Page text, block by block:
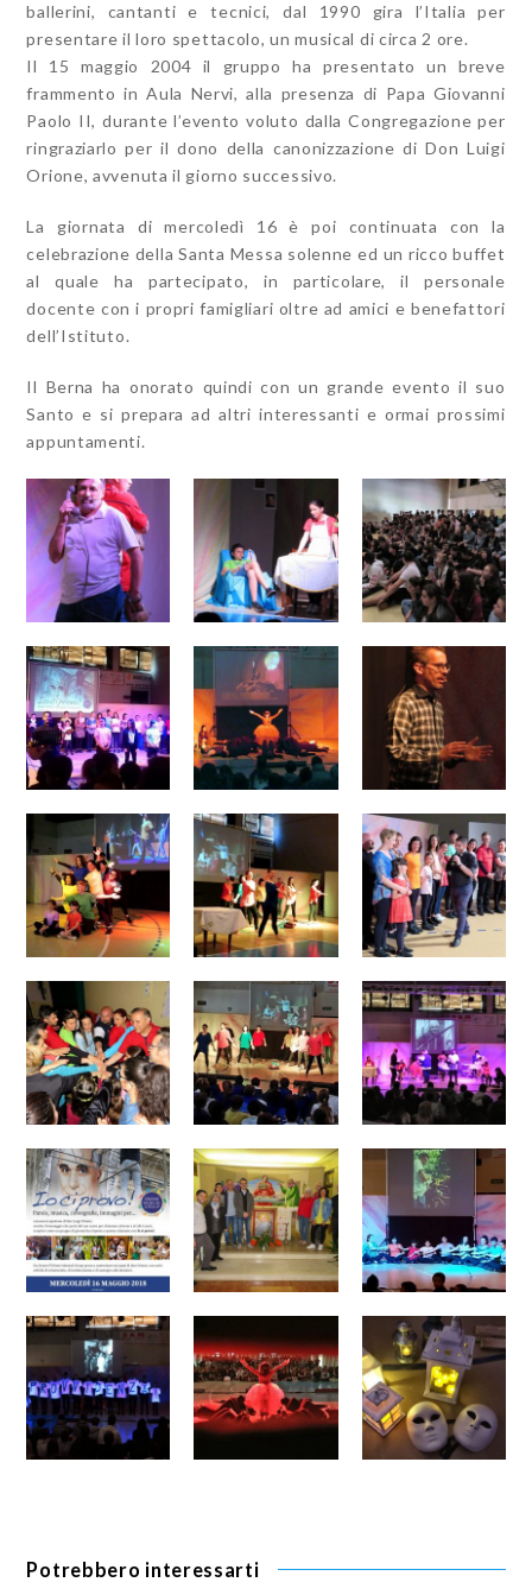
ballerini, cantanti e tecnici, dal 1990 gira l’Italia per
presentare il loro spettacolo, un musical di circa 2 ore.
Il 15 maggio 2004 il gruppo ha presentato un breve
frammento in Aula Nervi, alla presenza di Papa Giovanni
Paolo II, durante l’evento voluto dalla Congregazione per
ringraziarlo per il dono della canonizzazione di Don Luigi
Orione, avvenuta il giorno successivo.
La giornata di mercoledì 16 è poi continuata con la
celebrazione della Santa Messa solenne ed un ricco buffet
al quale ha partecipato, in particolare, il personale
docente con i propri famigliari oltre ad amici e benefattori
dell’Istituto.
Il Berna ha onorato quindi con un grande evento il suo
Santo e si prepara ad altri interessanti e ormai prossimi
appuntamenti.
Potrebbero interessarti